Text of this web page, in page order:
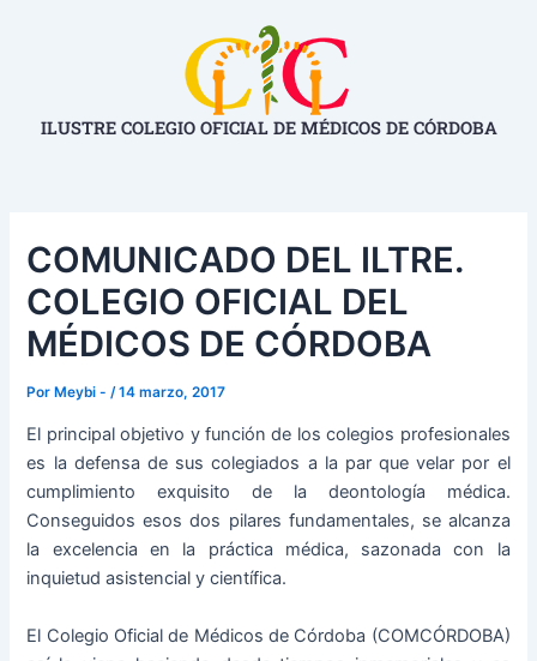
ILUSTRE COLEGIO OFICIAL DE MÉDICOS DE CÓRDOBA
COMUNICADO DEL ILTRE.
COLEGIO OFICIAL DEL
MÉDICOS DE CÓRDOBA
PorMeybi - /14 marzo, 2017
El principal objetivo y función de los colegios profesionales
es la defensa de sus colegiados a la par que velar por el
cumplimiento exquisito de la deontología médica.
Conseguidos esos dos pilares fundamentales, se alcanza
la excelencia en la práctica médica, sazonada con la
inquietud asistencial y científica.
El Colegio Oficial de Médicos de Córdoba (COMCÓRDOBA)